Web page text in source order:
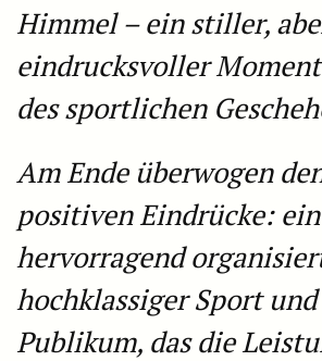
Himmel – ein stiller,
eindrucksvoller
des sportlichen
Am Ende überwogen
positiven Eindrücke: ein
hervorragend
hochklassiger Sport
Publikum, das die